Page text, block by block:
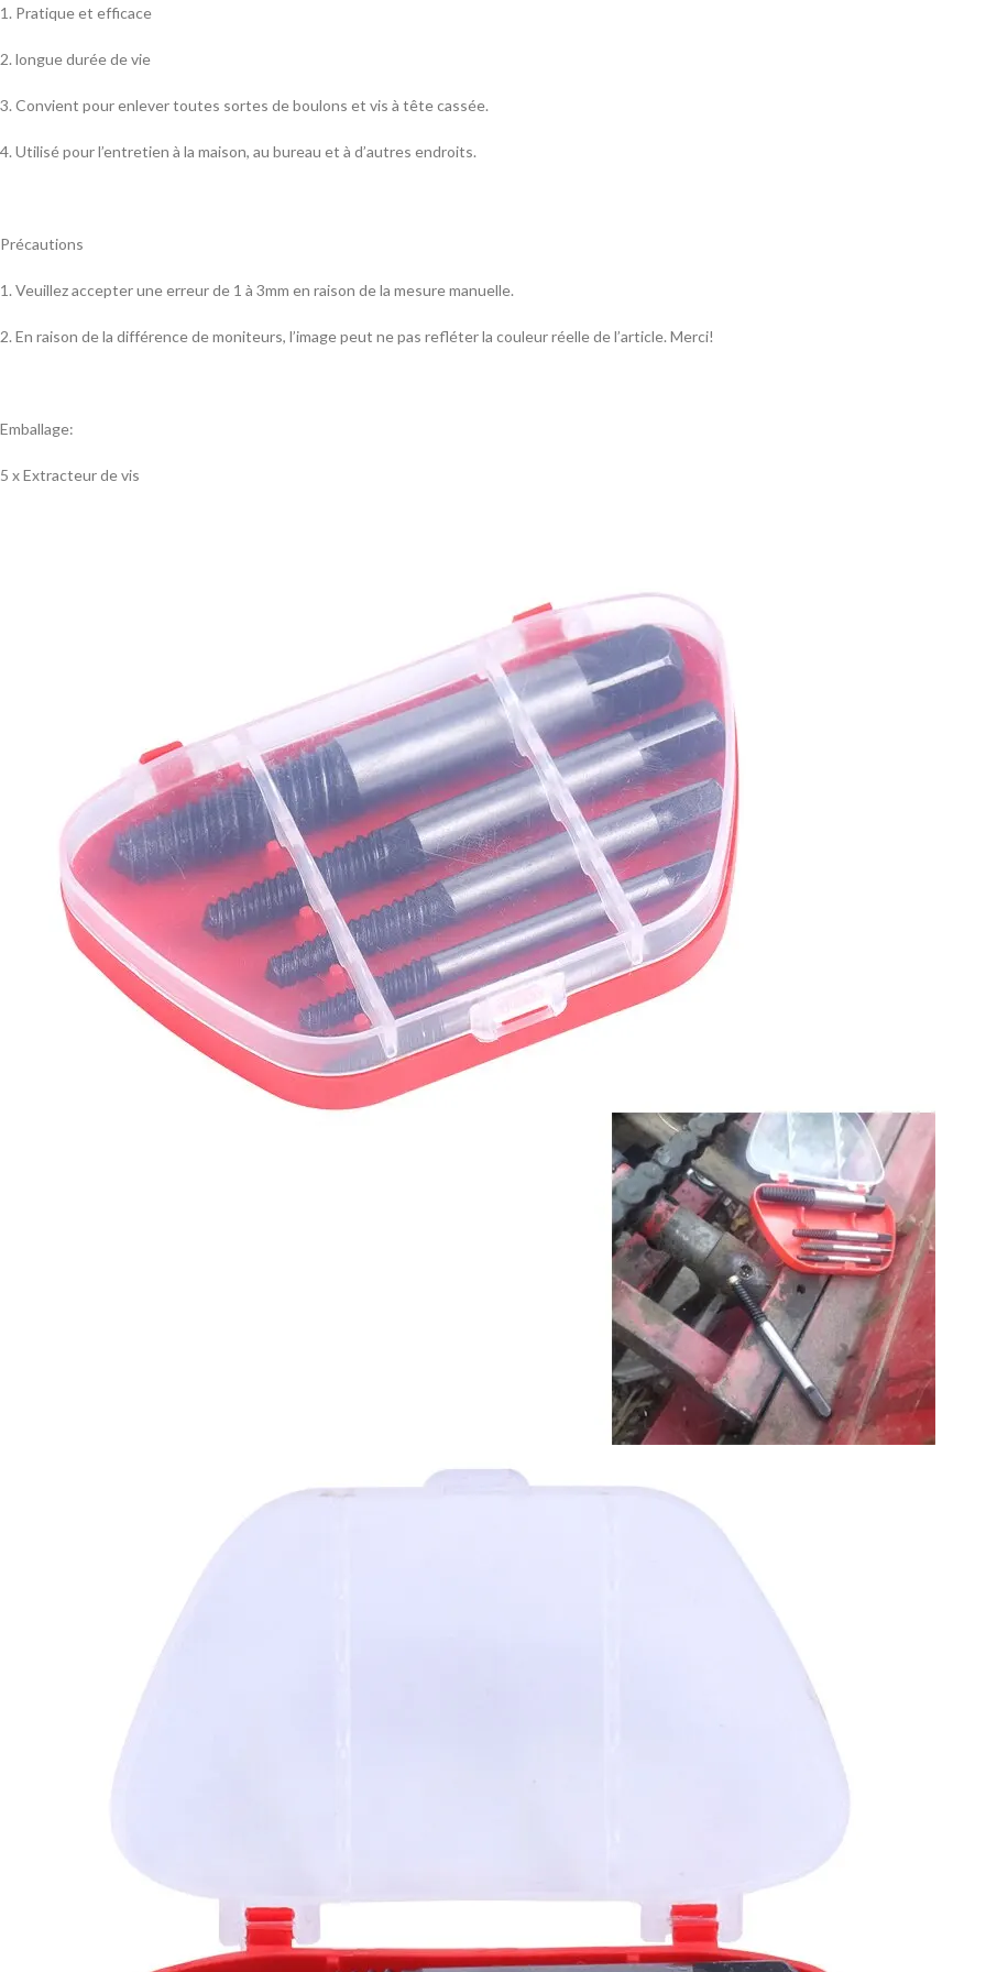
1. Pratique et efficace
2. longue durée de vie
3. Convient pour enlever toutes sortes de boulons et vis à tête cassée.
4. Utilisé pour l’entretien à la maison, au bureau et à d’autres endroits.
Précautions
1. Veuillez accepter une erreur de 1 à 3mm en raison de la mesure manuelle.
2. En raison de la différence de moniteurs, l’image peut ne pas refléter la couleur réelle de l’article. Merci!
Emballage:
5 x Extracteur de vis